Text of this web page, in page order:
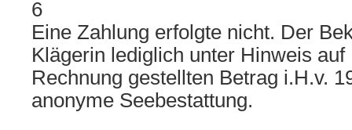
6
Eine Zahlung erfolgte nicht. Der
Klägerin lediglich unter Hinweis auf
Rechnung gestellten Betrag i.H.v.
anonyme Seebestattung.